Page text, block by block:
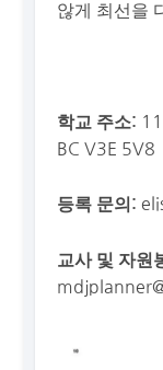
않게 최선을
학교 주소:
BC V3E 5V8
등록 문의:
교사 및 자원